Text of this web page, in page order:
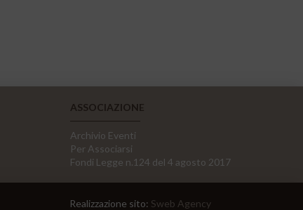
ASSOCIAZIONE
Archivio Eventi
Per Associarsi
Fondi Legge n.124 del 4 agosto 2017
Realizzazione sito: Sweb Agency